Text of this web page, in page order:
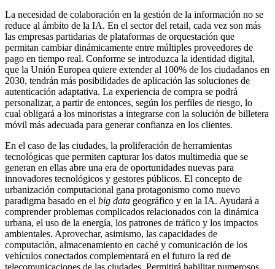
La necesidad de colaboración en la gestión de la información no se
reduce al ámbito de la IA. En el sector del retail, cada vez son más
las empresas partidarias de plataformas de orquestación que
permitan cambiar dinámicamente entre múltiples proveedores de
pago en tiempo real. Conforme se introduzca la identidad digital,
que la Unión Europea quiere extender al 100% de los ciudadanos en
2030, tendrán más posibilidades de aplicación las soluciones de
autenticación adaptativa. La experiencia de compra se podrá
personalizar, a partir de entonces, según los perfiles de riesgo, lo
cual obligará a los minoristas a integrarse con la solución de billetera
móvil más adecuada para generar confianza en los clientes.
En el caso de las ciudades, la proliferación de herramientas
tecnológicas que permiten capturar los datos multimedia que se
generan en ellas abre una era de oportunidades nuevas para
innovadores tecnológicos y gestores públicos. El concepto de
urbanización computacional gana protagonismo como nuevo
paradigma basado en el big data geográfico y en la IA. Ayudará a
comprender problemas complicados relacionados con la dinámica
urbana, el uso de la energía, los patrones de tráfico y los impactos
ambientales. Aprovechar, asimismo, las capacidades de
computación, almacenamiento en caché y comunicación de los
vehículos conectados complementará en el futuro la red de
telecomunicaciones de las ciudades. Permitirá habilitar numerosos